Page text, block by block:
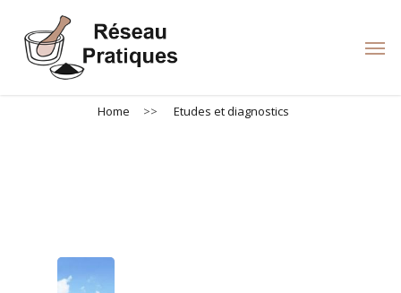
main
Home >> Etudes et diagnostics